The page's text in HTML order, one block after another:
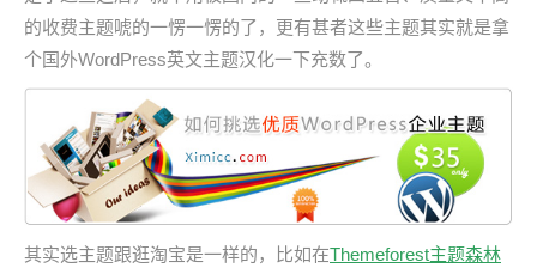
的收费主题唬的一愣一愣的了，更有甚者这些主题其实就是拿
个国外WordPress英文主题汉化一下充数了。
其实选主题跟逛淘宝是一样的，比如在Themeforest主题森林